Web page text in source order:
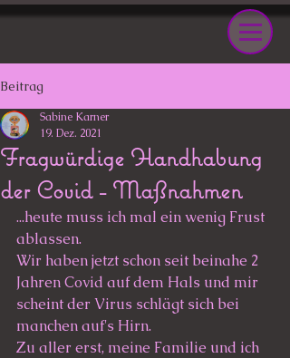
Beitrag
Fragwürdige Handhabung
der Covid - Maßnahmen
Sabine Karner
19. Dez. 2021
...heute muss ich mal ein wenig Frust
ablassen.
Wir haben jetzt schon seit beinahe 2
Jahren Covid auf dem Hals und mir
scheint der Virus schlägt sich bei
manchen auf's Hirn.
Zu aller erst, meine Familie und ich